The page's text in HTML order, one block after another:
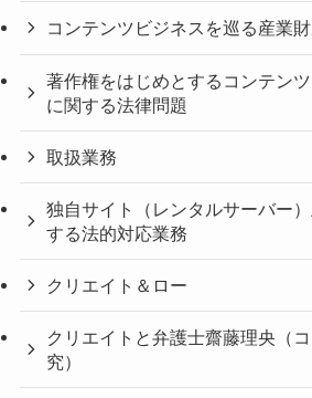
コンテンツビジネスを巡る産業
著作権をはじめとするコンテン
に関する法律問題
取扱業務
独自サイト（レンタルサーバー
する法的対応業務
クリエイト＆ロー
クリエイトと弁護士齋藤理央（
究）